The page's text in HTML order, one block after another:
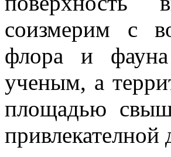
соизмерим с
флора и
ученым, а
площадью